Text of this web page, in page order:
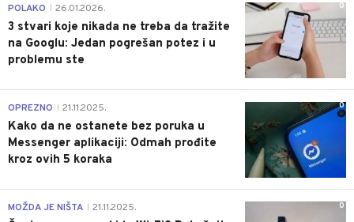
0
POLAKO 26.01.2026.
3 stvari koje nikada ne treba da tražite
na Googlu: Jedan pogrešan potez i u
problemu ste
0
OPREZNO 21.11.2025.
Kako da ne ostanete bez poruka u
Messenger aplikaciji: Odmah prođite
kroz ovih 5 koraka
0
MOŽDA JE NIŠTA 21.11.2025.